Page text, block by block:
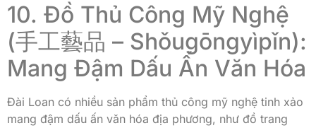
10. Đồ Thủ Công Mỹ Nghệ
(手工藝品 – Shǒugōngyìpǐn):
Mang Đậm Dấu Ấn Văn Hóa
Đài Loan có nhiều sản phẩm thủ công mỹ nghệ tinh xảo
mang đậm dấu ấn văn hóa địa phương, như đồ trang